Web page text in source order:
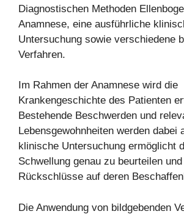
Diagnostischen Methoden
Anamnese, eine ausführliche
Untersuchung sowie verschiedene
Verfahren.
Im Rahmen der Anamnese wird die
Krankengeschichte des Patienten
Bestehende Beschwerden und
Lebensgewohnheiten werden dabei
klinische Untersuchung ermöglicht
Schwellung genau zu beurteilen
Rückschlüsse auf deren
Die Anwendung von bildgebenden